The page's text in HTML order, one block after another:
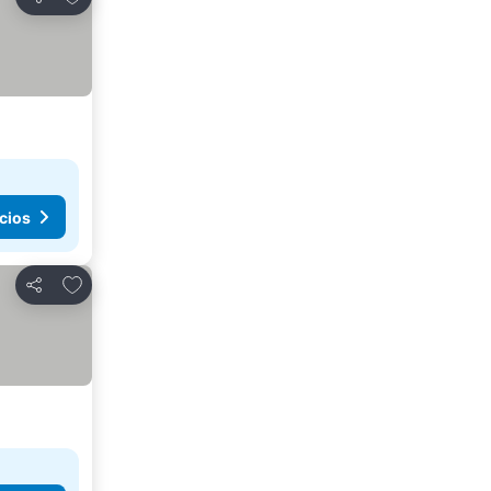
Compartir
Compartir
Agregar a favoritos